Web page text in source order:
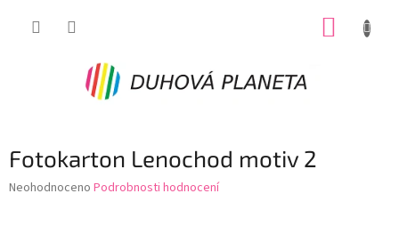
Fotokarton Lenochod motiv 2
Průměrné
Neohodnoceno Podrobnosti hodnocení